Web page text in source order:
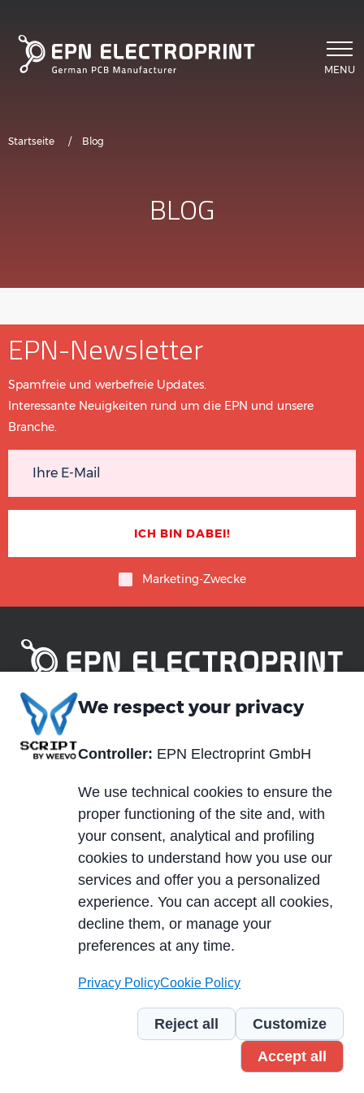
MENU
Pfadnavigation
Startseite Blog
BLOG
EPN-Newsletter
Spamfreie und werbefreie Updates.
Interessante Neuigkeiten rund um die EPN und unsere
Branche.
Marketing-Zwecke
Piè
di
Über uns
Neuigkeiten und
Veranstaltungen
Karriere
Leiterplatten
Typologie
Dienstleistungen
Märkte
Produktbeispiele
Downloadbereich
© 2024 EPN Electroprint GmbH In den Grupenäckern 2 - 07806
- USt-ID/VAT: DE150516688 |Impressum
Allgemeine Geschäftsbedingungen (AGB)|Datenschutz&Cookies|
We respect your privacy
Controller: EPN Electroprint GmbH
We use technical cookies to ensure the
proper functioning of the site and, with
your consent, analytical and profiling
cookies to understand how you use our
services and offer you a personalized
experience. You can accept all cookies,
decline them, or manage your
preferences at any time.
Privacy PolicyCookie Policy
Reject all
Customize
Accept all